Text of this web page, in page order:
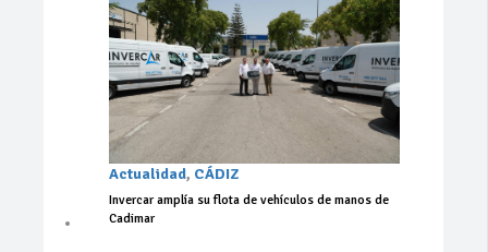
Actualidad, CÁDIZ
Invercar amplía su flota de vehículos de manos de
Cadimar